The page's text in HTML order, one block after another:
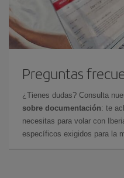
Preguntas
¿Tienes dudas? Consulta
sobre documentación: te
necesitas para volar con
específicos exigidos para la